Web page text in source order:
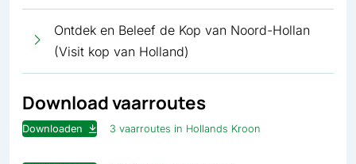
Ontdek en Beleef de Kop van Noord-Hollan
(Visit kop van Holland)
Download vaarroutes
3 vaarroutes in Hollands Kroon
Downloaden